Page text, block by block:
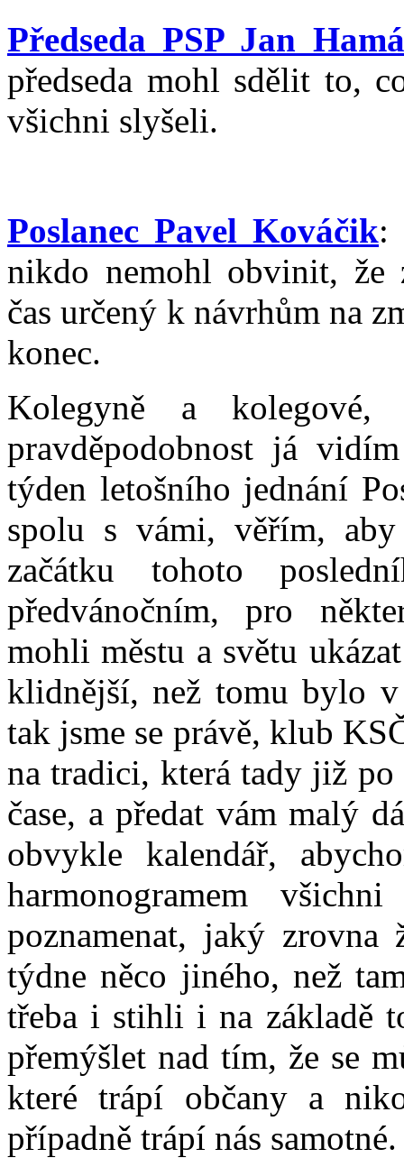
Předseda PSP Jan
předseda mohl sdělit to,
všichni slyšeli.
Poslanec Pavel Kováčik:
nikdo nemohl obvinit, že
čas určený k návrhům na
konec.
Kolegyně a kolegové,
pravděpodobnost já
týden letošního jednání
spolu s vámi, věřím,
začátku tohoto
předvánočním, pro
mohli městu a světu
klidnější, než tomu bylo
tak jsme se právě, klub
na tradici, která tady již
čase, a předat vám malý
obvykle kalendář,
harmonogramem
poznamenat, jaký
týdne něco jiného, než
třeba i stihli i na základě
přemýšlet nad tím, že se
které trápí občany a
případně trápí nás samotné.